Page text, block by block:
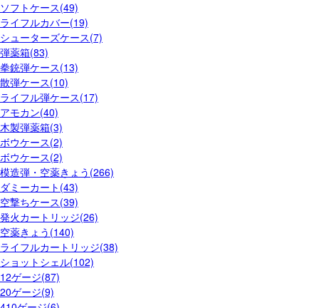
ソフトケース(49)
ライフルカバー(19)
シューターズケース(7)
弾薬箱(83)
拳銃弾ケース(13)
散弾ケース(10)
ライフル弾ケース(17)
アモカン(40)
木製弾薬箱(3)
ボウケース(2)
ボウケース(2)
模造弾・空薬きょう(266)
ダミーカート(43)
空撃ちケース(39)
発火カートリッジ(26)
空薬きょう(140)
ライフルカートリッジ(38)
ショットシェル(102)
12ゲージ(87)
20ゲージ(9)